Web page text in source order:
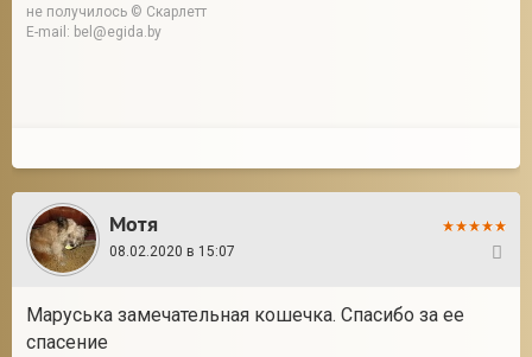
не получилось © Скарлетт
E-mail: bel@egida.by
Мотя
08.02.2020 в 15:07
Маруська замечательная кошечка. Спасибо за ее
спасение